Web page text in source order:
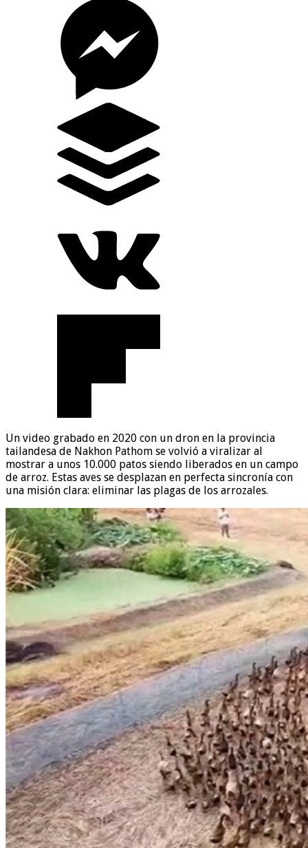
Un video grabado en 2020 con un dron en la provincia
tailandesa de Nakhon Pathom se volvió a viralizar al
mostrar a unos 10.000 patos siendo liberados en un campo
de arroz. Estas aves se desplazan en perfecta sincronía con
una misión clara: eliminar las plagas de los arrozales.